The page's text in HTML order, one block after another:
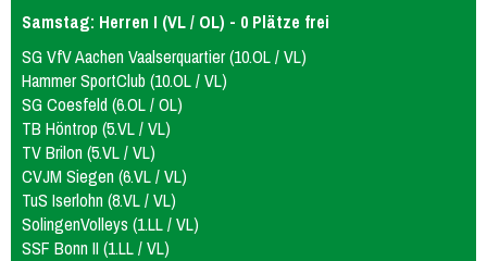
Samstag: Herren I (VL / OL) - 0 Plätze frei
SG VfV Aachen Vaalserquartier (10.OL / VL)
Hammer SportClub (10.OL / VL)
SG Coesfeld (6.OL / OL)
TB Höntrop (5.VL / VL)
TV Brilon (5.VL / VL)
CVJM Siegen (6.VL / VL)
TuS Iserlohn (8.VL / VL)
SolingenVolleys (1.LL / VL)
SSF Bonn II (1.LL / VL)